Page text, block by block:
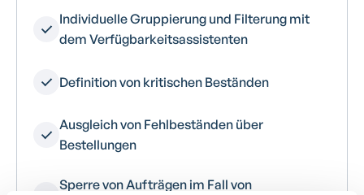
Individuelle Gruppierung und Filterung mit
dem Verfügbarkeitsassistenten
Definition von kritischen Beständen
Ausgleich von Fehlbeständen über
Bestellungen
Sperre von Aufträgen im Fall von